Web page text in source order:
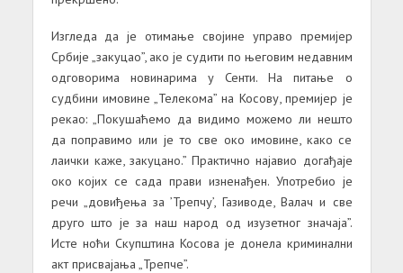
Изгледа да је отимање својине управо премијер
Србије „закуцао”, ако је судити по његовим недавним
одговорима новинарима у Сенти. На питање о
судбини имовине „Телекома” на Косову, премијер је
рекао: „Покушаћемо да видимо можемо ли нешто
да поправимо или је то све око имовине, како се
лаички каже, закуцано.” Практично најавио догађаје
око којих се сада прави изненађен. Употребио је
речи „довиђења за ’Трепчу’, Газиводе, Валач и све
друго што је за наш народ од изузетног значаја”.
Исте ноћи Скупштина Косова је донела криминални
акт присвајањa „Трепче”.